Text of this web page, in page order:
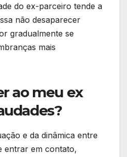
do ex-parceiro tende a
não desaparecer
gradualmente se
mais
ao meu ex
e da dinâmica entre
entrar em contato,